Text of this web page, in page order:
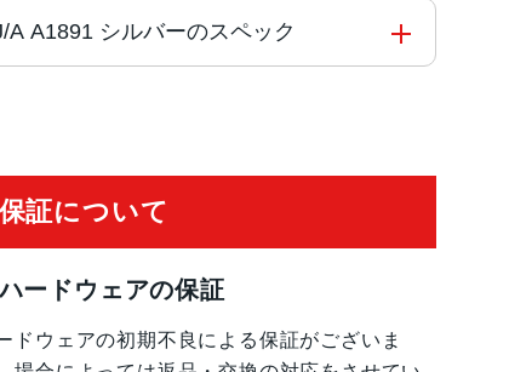
モデル 42mm MTH12J/A A1891 シルバーのスペック
イ
ラミック
保証について
ードウェアの保証
ドウェアの初期不良による保証がございま